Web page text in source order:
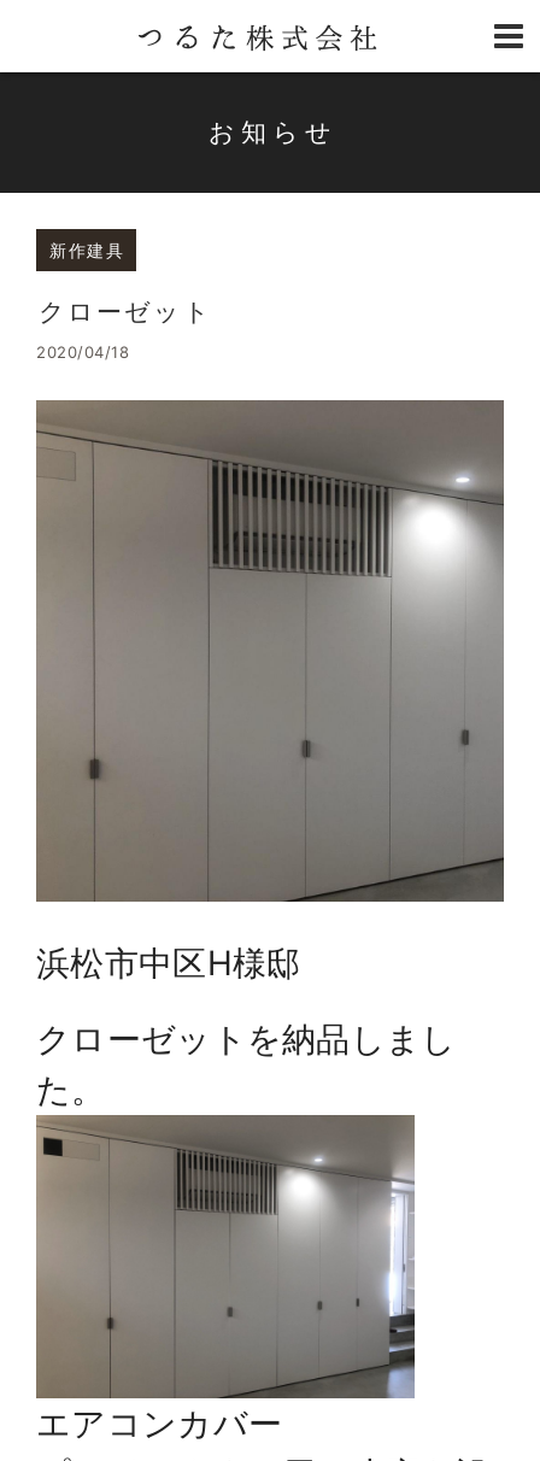
お知らせ
新作建具
クローゼット
2020/04/18
浜松市中区H様邸
クローゼットを納品しまし
た。
エアコンカバー